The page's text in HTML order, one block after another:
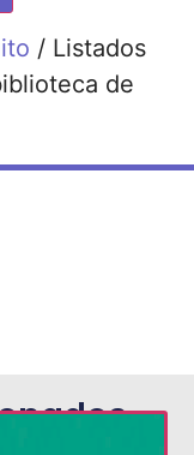
/ Listados
de